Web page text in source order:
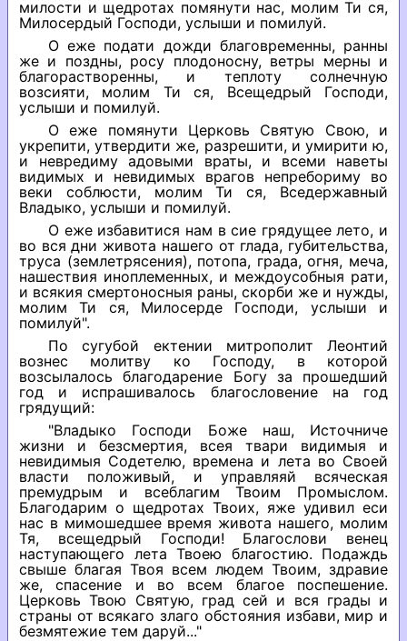
милости и щедротах помянути нас, молим Ти ся,
Милосердый Господи, услыши и помилуй.
О еже подати дожди благовременны, ранны
же и поздны, росу плодоносну, ветры мерны и
благорастворенны, и теплоту солнечную
возсияти, молим Ти ся, Всещедрый Господи,
услыши и помилуй.
О еже помянути Церковь Святую Свою, и
укрепити, утвердити же, разрешити, и умирити ю,
и невредиму адовыми враты, и всеми наветы
видимых и невидимых врагов непребориму во
веки соблюсти, молим Ти ся, Вседержавный
Владыко, услыши и помилуй.
О еже избавитися нам в сие грядущее лето, и
во вся дни живота нашего от глада, губительства,
труса (землетрясения), потопа, града, огня, меча,
нашествия иноплеменных, и междоусобныя рати,
и всякия смертоносныя раны, скорби же и нужды,
молим Ти ся, Милосерде Господи, услыши и
помилуй".
По сугубой ектении митрополит Леонтий
вознес молитву ко Господу, в которой
возсылалось благодарение Богу за прошедший
год и испрашивалось благословение на год
грядущий:
"Владыко Господи Боже наш, Источниче
жизни и безсмертия, всея твари видимыя и
невидимыя Содетелю, времена и лета во Своей
власти положивый, и управляяй всяческая
премудрым и всеблагим Твоим Промыслом.
Благодарим о щедротах Твоих, яже удивил еси
нас в мимошедшее время живота нашего, молим
Тя, всещедрый Господи! Благослови венец
наступающего лета Твоею благостию. Подаждь
свыше благая Твоя всем людем Твоим, здравие
же, спасение и во всем благое поспешение.
Церковь Твою Святую, град сей и вся грады и
страны от всякаго злаго обстояния избави, мир и
безмятежие тем даруй..."